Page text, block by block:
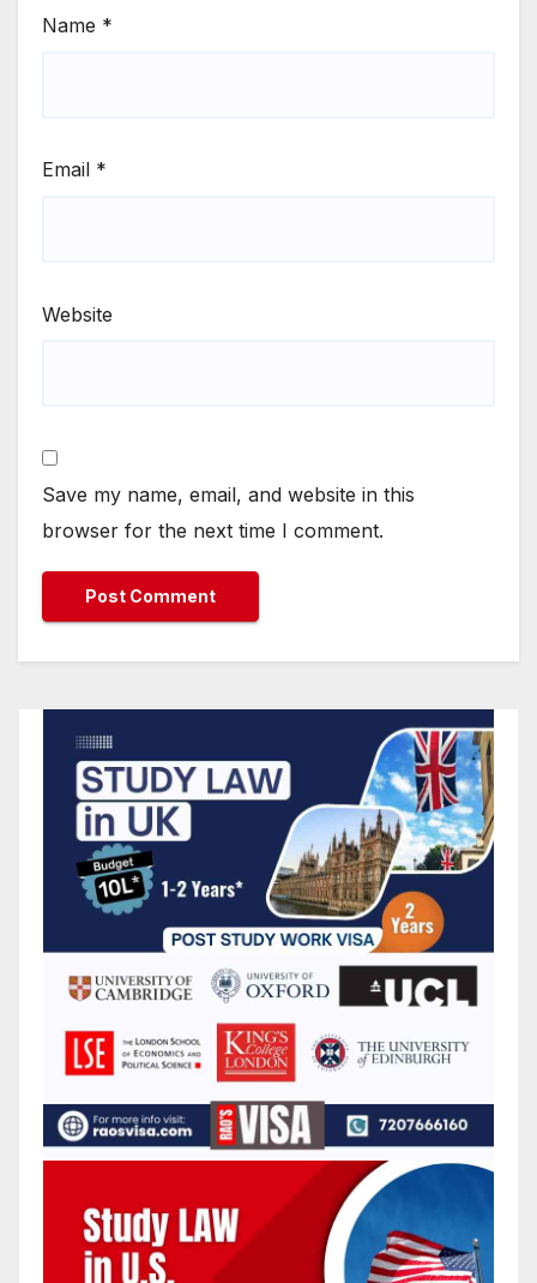
Name *
Email *
Website
Save my name, email, and website in this
browser for the next time I comment.